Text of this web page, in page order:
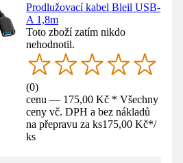
Prodlužovací kabel Bleil USB-
A 1,8m
Toto zboží zatím nikdo
nehodnotil.
(0)
cenu — 175,00 Kč * Všechny
ceny vč. DPH a bez nákladů
na přepravu za ks175,00 Kč*/
ks